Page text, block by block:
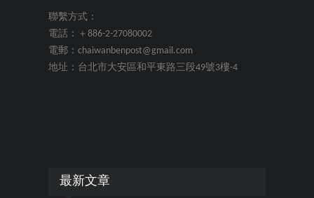
聯繫方式：
電話：＋886-2-27080002
電郵：chaiwanbenpost@gmail.com
地址：台北市大安區和平東路三段49號3樓-4
最新文章